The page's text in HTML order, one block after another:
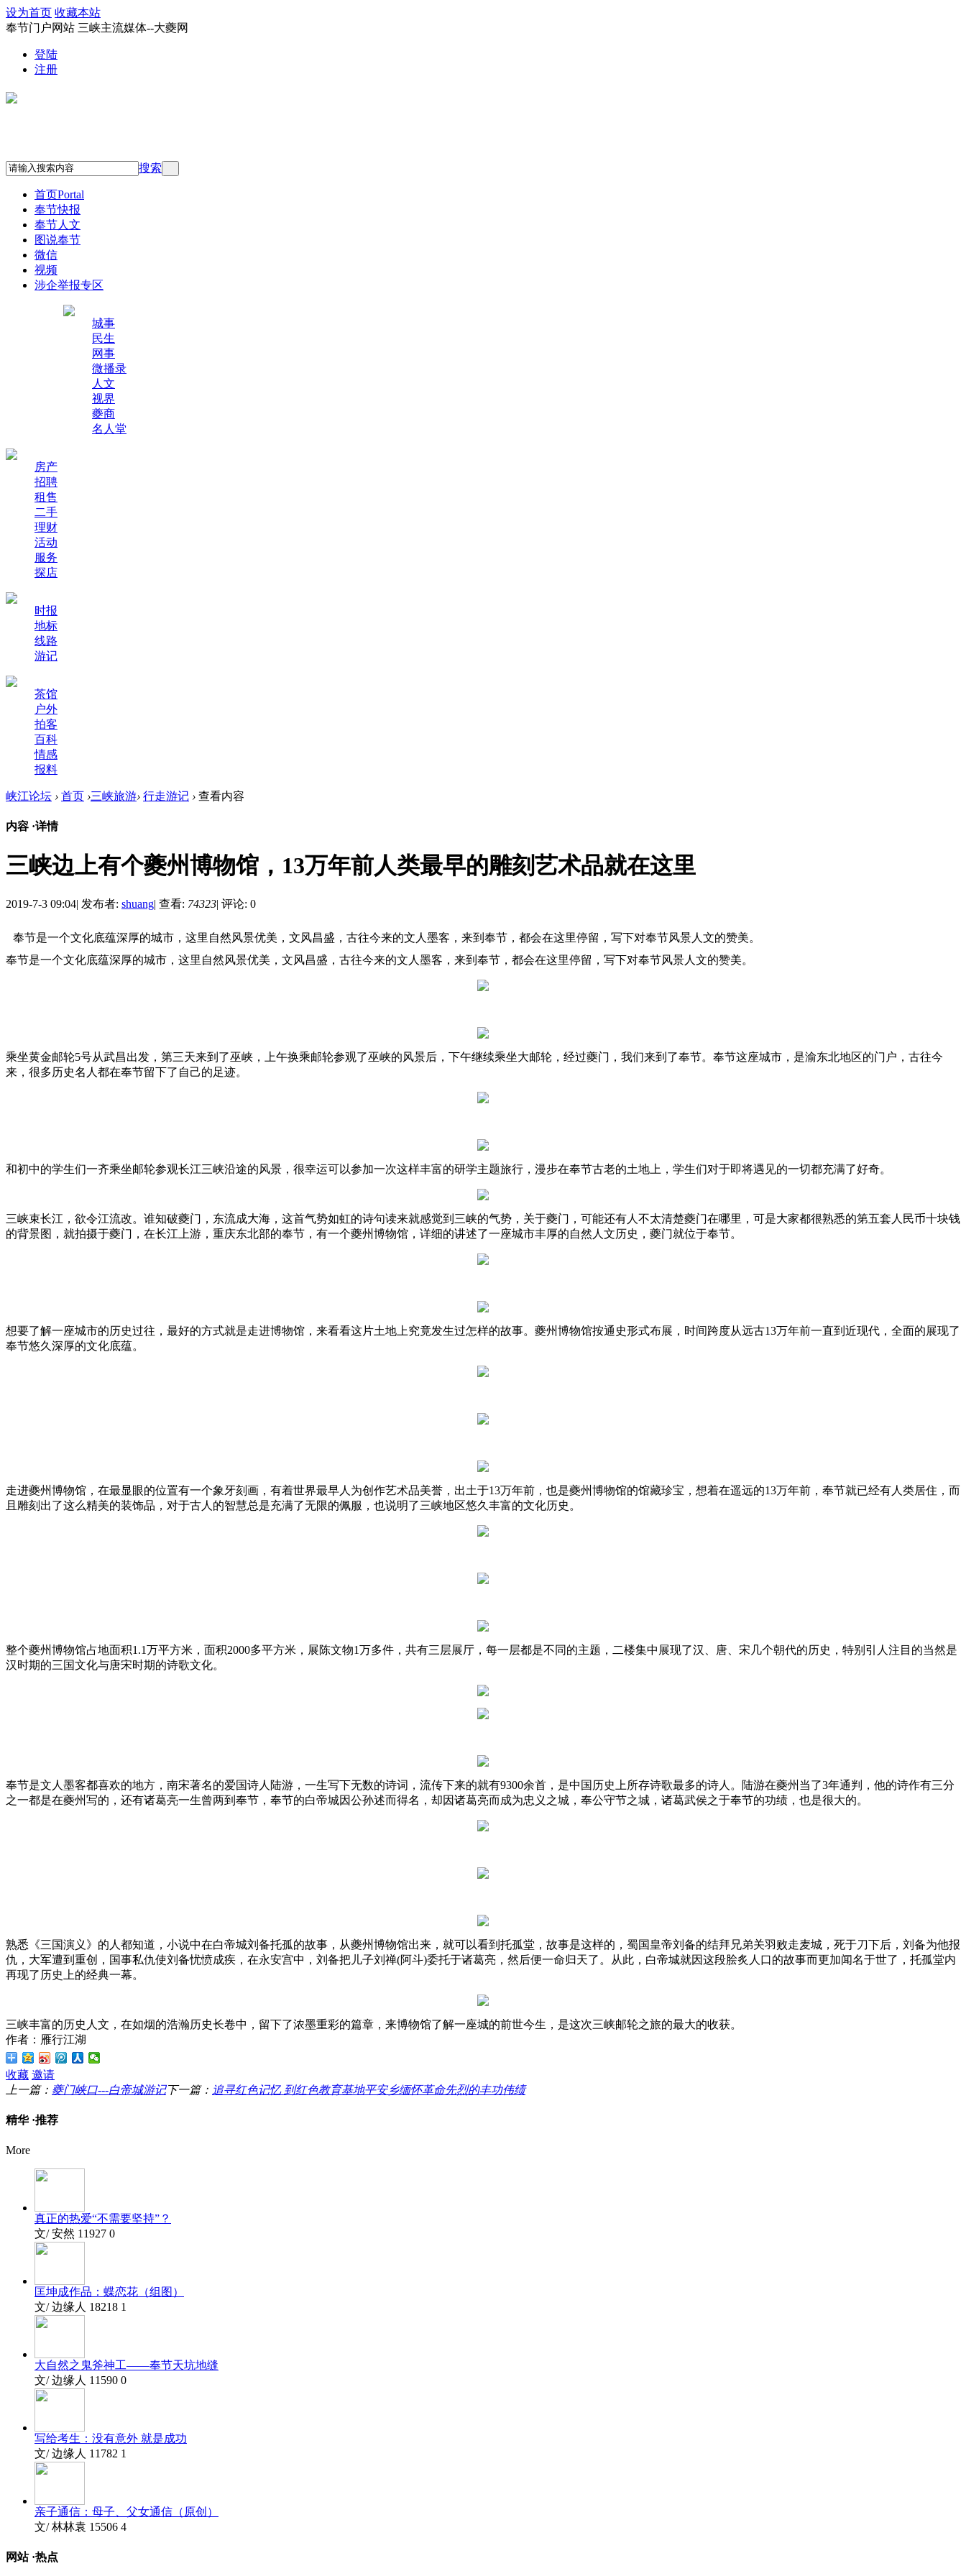
设为首页 收藏本站
奉节门户网站 三峡主流媒体--大夔网
登陆
注册
搜索
首页Portal
奉节快报
奉节人文
图说奉节
微信
视频
涉企举报专区
城事
民生
网事
微播录
人文
视界
夔商
名人堂
房产
招聘
租售
二手
理财
活动
服务
探店
时报
地标
线路
游记
茶馆
户外
拍客
百科
情感
报料
峡江论坛 › 首页 ›三峡旅游› 行走游记 › 查看内容
内容 ·详情
三峡边上有个夔州博物馆，13万年前人类最早的雕刻艺术品就在这里
2019-7-3 09:04| 发布者: shuang| 查看: 74323| 评论: 0
奉节是一个文化底蕴深厚的城市，这里自然风景优美，文风昌盛，古往今来的文人墨客，来到奉节，都会在这里停留，写下对奉节风景人文的赞美。
奉节是一个文化底蕴深厚的城市，这里自然风景优美，文风昌盛，古往今来的文人墨客，来到奉节，都会在这里停留，写下对奉节风景人文的赞美。
乘坐黄金邮轮5号从武昌出发，第三天来到了巫峡，上午换乘邮轮参观了巫峡的风景后，下午继续乘坐大邮轮，经过夔门，我们来到了奉节。奉节这座城市，是渝东北地区的门户，古往今
来，很多历史名人都在奉节留下了自己的足迹。
和初中的学生们一齐乘坐邮轮参观长江三峡沿途的风景，很幸运可以参加一次这样丰富的研学主题旅行，漫步在奉节古老的土地上，学生们对于即将遇见的一切都充满了好奇。
三峡束长江，欲令江流改。谁知破夔门，东流成大海，这首气势如虹的诗句读来就感觉到三峡的气势，关于夔门，可能还有人不太清楚夔门在哪里，可是大家都很熟悉的第五套人民币十块钱
的背景图，就拍摄于夔门，在长江上游，重庆东北部的奉节，有一个夔州博物馆，详细的讲述了一座城市丰厚的自然人文历史，夔门就位于奉节。
想要了解一座城市的历史过往，最好的方式就是走进博物馆，来看看这片土地上究竟发生过怎样的故事。夔州博物馆按通史形式布展，时间跨度从远古13万年前一直到近现代，全面的展现了
奉节悠久深厚的文化底蕴。
走进夔州博物馆，在最显眼的位置有一个象牙刻画，有着世界最早人为创作艺术品美誉，出土于13万年前，也是夔州博物馆的馆藏珍宝，想着在遥远的13万年前，奉节就已经有人类居住，而
且雕刻出了这么精美的装饰品，对于古人的智慧总是充满了无限的佩服，也说明了三峡地区悠久丰富的文化历史。
整个夔州博物馆占地面积1.1万平方米，面积2000多平方米，展陈文物1万多件，共有三层展厅，每一层都是不同的主题，二楼集中展现了汉、唐、宋几个朝代的历史，特别引人注目的当然是
汉时期的三国文化与唐宋时期的诗歌文化。
奉节是文人墨客都喜欢的地方，南宋著名的爱国诗人陆游，一生写下无数的诗词，流传下来的就有9300余首，是中国历史上所存诗歌最多的诗人。陆游在夔州当了3年通判，他的诗作有三分
之一都是在夔州写的，还有诸葛亮一生曾两到奉节，奉节的白帝城因公孙述而得名，却因诸葛亮而成为忠义之城，奉公守节之城，诸葛武侯之于奉节的功绩，也是很大的。
熟悉《三国演义》的人都知道，小说中在白帝城刘备托孤的故事，从夔州博物馆出来，就可以看到托孤堂，故事是这样的，蜀国皇帝刘备的结拜兄弟关羽败走麦城，死于刀下后，刘备为他报
仇，大军遭到重创，国事私仇使刘备忧愤成疾，在永安宫中，刘备把儿子刘禅(阿斗)委托于诸葛亮，然后便一命归天了。从此，白帝城就因这段脍炙人口的故事而更加闻名于世了，托孤堂内
再现了历史上的经典一幕。
三峡丰富的历史人文，在如烟的浩瀚历史长卷中，留下了浓墨重彩的篇章，来博物馆了解一座城的前世今生，是这次三峡邮轮之旅的最大的收获。
作者：雁行江湖
收藏 邀请
上一篇： 夔门峡口---白帝城游记下一篇： 追寻红色记忆 到红色教育基地平安乡缅怀革命先烈的丰功伟绩
精华 ·推荐
More
真正的热爱“不需要坚持”？
文/ 安然 11927 0
匡坤成作品：蝶恋花（组图）
文/ 边缘人 18218 1
大自然之鬼斧神工——奉节天坑地缝
文/ 边缘人 11590 0
写给考生：没有意外 就是成功
文/ 边缘人 11782 1
亲子通信：母子、父女通信（原创）
文/ 林林袁 15506 4
网站 ·热点